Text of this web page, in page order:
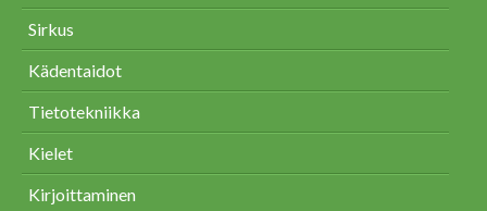
Sirkus
Kädentaidot
Tietotekniikka
Kielet
Kirjoittaminen